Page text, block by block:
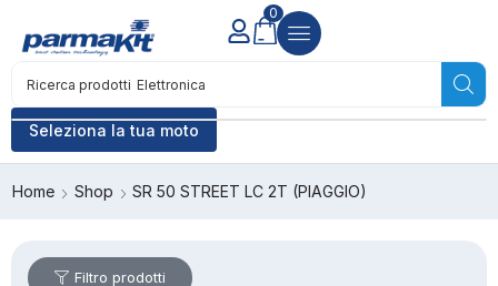
Seleziona la tua moto
Ricerca prodotti Elettronica
0
Home Shop SR 50 STREET LC 2T (PIAGGIO)
Filtro prodotti